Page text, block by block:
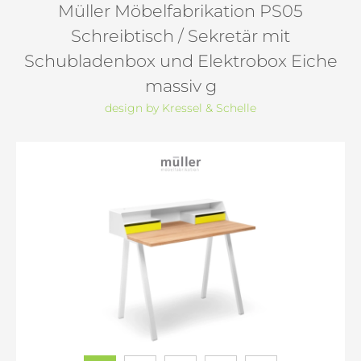
Müller Möbelfabrikation PS05
Schreibtisch / Sekretär mit
Schubladenbox und Elektrobox Eiche
massiv g
design by Kressel & Schelle